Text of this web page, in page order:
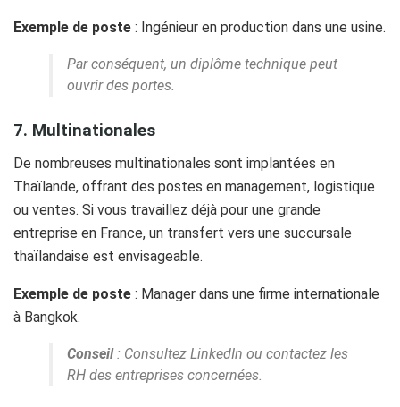
Exemple de poste : Ingénieur en production dans une usine.
Par conséquent, un diplôme technique peut
ouvrir des portes.
7. Multinationales
De nombreuses multinationales sont implantées en
Thaïlande, offrant des postes en management, logistique
ou ventes. Si vous travaillez déjà pour une grande
entreprise en France, un transfert vers une succursale
thaïlandaise est envisageable.
Exemple de poste : Manager dans une firme internationale
à Bangkok.
Conseil: Consultez LinkedIn ou contactez les
RH des entreprises concernées.